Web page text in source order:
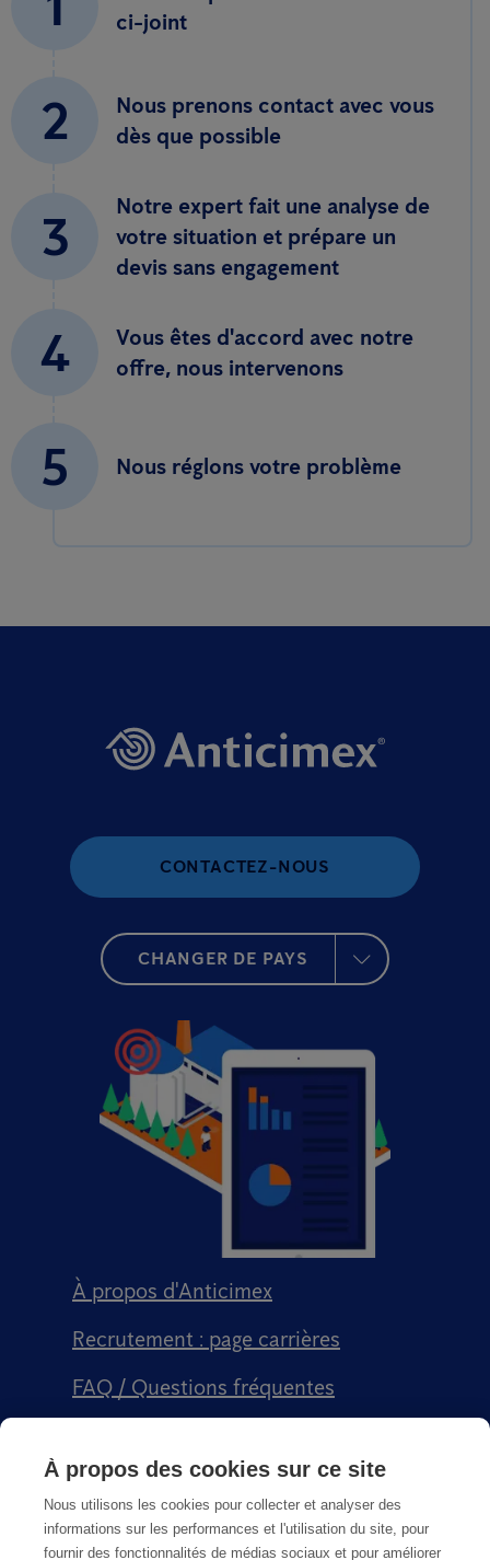
ci-joint
2
Nous prenons contact avec vous
dès que possible
3
Notre expert fait une analyse de
votre situation et prépare un
devis sans engagement
4
Vous êtes d'accord avec notre
offre, nous intervenons
5 Nous réglons votre problème
CONTACTEZ-NOUS
CHANGER DE PAYS
À propos d'Anticimex
Recrutement : page carrières
FAQ / Questions fréquentes
Conditions générales de vente CGPS
À propos des cookies sur ce site
Nous utilisons les cookies pour collecter et analyser des
informations sur les performances et l'utilisation du site, pour
fournir des fonctionnalités de médias sociaux et pour améliorer